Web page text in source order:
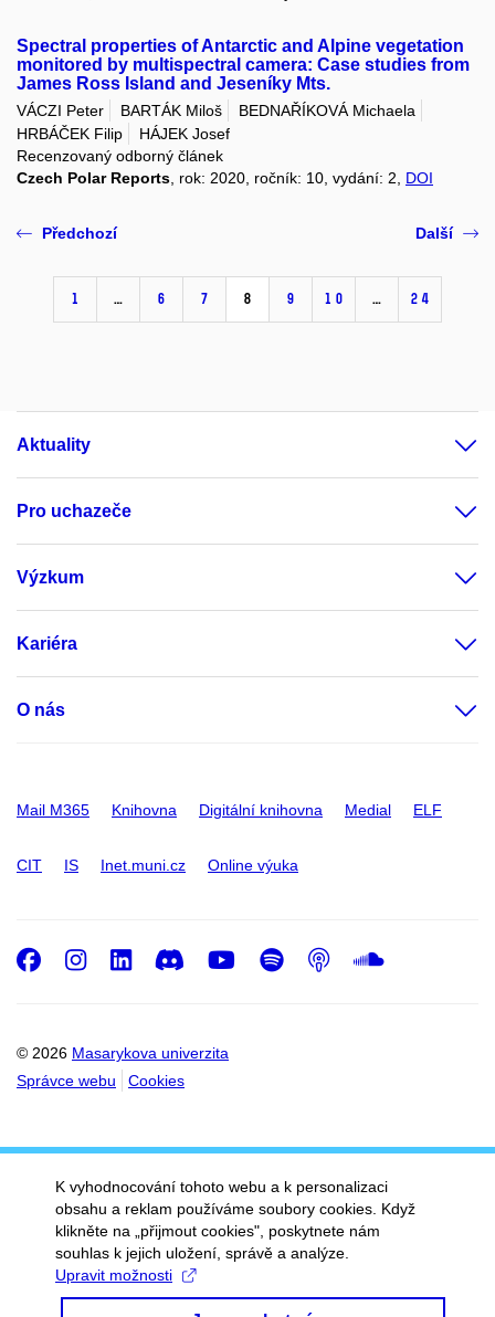
Spectral properties of Antarctic and Alpine vegetation
monitored by multispectral camera: Case studies from
James Ross Island and Jeseníky Mts.
VÁCZI Peter BARTÁK Miloš
BEDNAŘÍKOVÁ Michaela
HRBÁČEK Filip
HÁJEK Josef
Recenzovaný odborný článek
Czech Polar Reports , rok: 2020, ročník: 10, vydání: 2, DOI
Předchozí
1 … 6 7 8 9 10 … 24
Další
Aktuality
Pro uchazeče
Výzkum
Kariéra
O nás
Mail M365 Knihovna Digitální knihovna Medial ELF
CIT IS Inet.muni.cz Online výuka
© 2026 Masarykova univerzita
Správce webu
Cookies
Facebook
Instagram
LinkedIn
DiscordYoutube
Spotify
Podcast
K vyhodnocování tohoto webu a k personalizaci
obsahu a reklam používáme soubory cookies. Když
klikněte na „přijmout cookies", poskytnete nám
souhlas k jejich uložení, správě a analýze.
Upravit možnosti